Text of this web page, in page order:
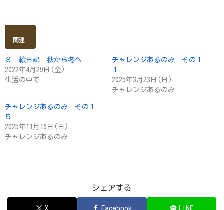
関連
３ 絵日記＿秋から冬へ
2022年4月29日(金)
生活の中で
チャレンジあるのみ その１
１
2025年3月23日(日)
チャレンジあるのみ
チャレンジあるのみ その１
５
2025年11月16日(日)
チャレンジあるのみ
シェアする
X Facebook LINE